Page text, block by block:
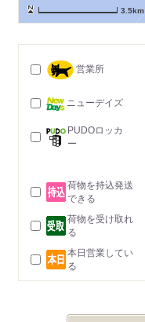
3.5km
営業所
ニューデイズ
PUDOロッカ
ー
荷物を持込発送
できる
荷物を受け取れ
る
本日営業してい
る